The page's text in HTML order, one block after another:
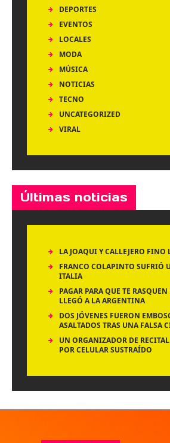
DEPORTES
EVENTOS
LOCALES
MODA
MÚSICA
NOTICIAS
TECNO
UNCATEGORIZED
VIRAL
Últimas noticias
LA JOAQUI Y CALLEJERO FINO
FRANCO COLAPINTO SUFRIÓ
ITALIA
PAGAR PARA QUE TE RASQUEN
LLEGÓ A LA ARGENTINA
DOS JÓVENES FUERON
ASALTADOS TRAS UNA FALSA
UN ORGANIZADOR DE
POR CELULAR SUSTRAÍDO